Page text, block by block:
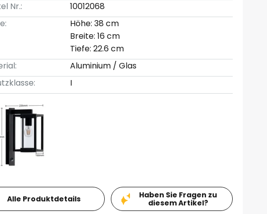
Nr.:
10012068
Höhe: 38 cm
Breite: 16 cm
Tiefe: 22.6 cm
Aluminium / Glas
I
Alle Produktdetails
Haben Sie Fragen zu
diesem Artikel?